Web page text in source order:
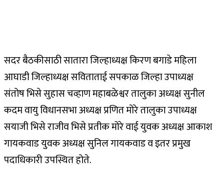
सदर बैठकीसाठी सातारा जिल्हाध्यक्ष किरण बगाडे महिला
आघाडी जिल्हाध्यक्ष सविताताई सपकाळ जिल्हा उपाध्यक्ष
संतोष भिसे सुहास चव्हाण महाबळेश्वर तालुका अध्यक्ष सुनील
कदम वायु विधानसभा अध्यक्ष प्रणित मोरे तालुका उपाध्यक्ष
सयाजी भिसे राजीव भिसे प्रतीक मोरे वाई युवक अध्यक्ष आकाश
गायकवाड युवक अध्यक्ष सुनिल गायकवाड व इतर प्रमुख
पदाधिकारी उपस्थित होते.